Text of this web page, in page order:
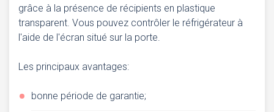
grâce à la présence de récipients en plastique
transparent. Vous pouvez contrôler le réfrigérateur à
l'aide de l'écran situé sur la porte.
Les principaux avantages:
bonne période de garantie;